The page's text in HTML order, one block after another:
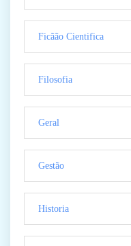
Ficãão Cientifica
Filosofia
Geral
Gestão
Historia